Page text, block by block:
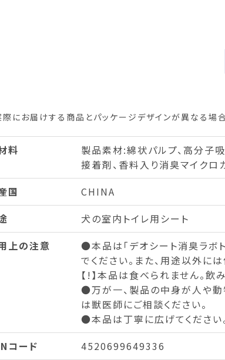
にお届けする商品とパッケージデザインが異なる場合
料
製品素材:綿状パルプ、高分子吸
接着剤、香料入り消臭マイクロ
国
CHINA
犬の室内トイレ用シート
上の注意
●本品は「デオシート消臭ラボ
でください。また、用途以外に
【!】本品は食べられません。飲
●万が一、製品の中身が人や動
は獣医師にご相談ください。
●本品は丁寧に広げてください
コード
4520699649336